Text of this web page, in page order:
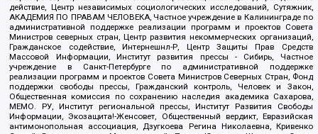
действие, Центр независимых социологических исследований, Сутяжник,
АКАДЕМИЯ ПО ПРАВАМ ЧЕЛОВЕКА, Частное учреждение в Калининграде по
административной поддержке реализации программ и проектов Совета
Министров северных стран, Центр развития некоммерческих организаций,
Гражданское содействие, Интернешнл-Р, Центр Защиты Прав Средств
Массовой Информации, Институт развития прессы - Сибирь, Частное
учреждение в Санкт-Петербурге по административной поддержке
реализации программ и проектов Совета Министров Северных Стран, Фонд
поддержки свободы прессы, Гражданский контроль, Человек и Закон,
Общественная комиссия по сохранению наследия академика Сахарова,
МЕМО. РУ, Институт региональной прессы, Институт Развития Свободы
Информации, Экозащита!-Женсовет, Общественный вердикт, Евразийская
антимонопольная ассоциация, Дзугкоева Регина Николаевна, Кривенко